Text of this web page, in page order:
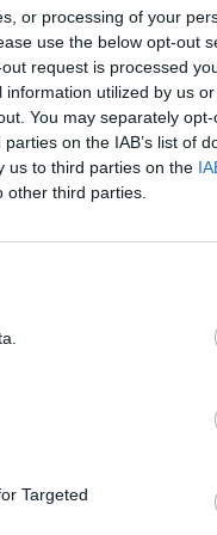
or processing of your
use the below opt-out
request is processed
utilized by us
You may separately
on the IAB’s list of
us to third parties on the
third parties.
Targeted
trabajadores
Ante esto, el
proyectos de
equitativa y
a coser los
"grandes
ni
lograr la
invierno
realmente
2021 el
el pacto y la